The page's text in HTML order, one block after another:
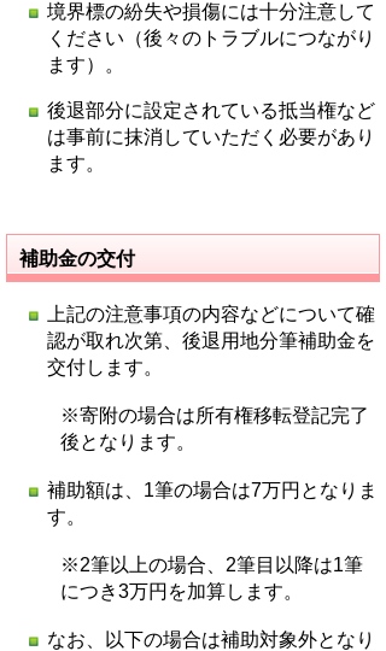
境界標の紛失や損傷には十分注意して
ください（後々のトラブルにつながり
ます）。
後退部分に設定されている抵当権など
は事前に抹消していただく必要があり
ます。
補助金の交付
上記の注意事項の内容などについて確
認が取れ次第、後退用地分筆補助金を
交付します。
※寄附の場合は所有権移転登記完了
後となります。
補助額は、1筆の場合は7万円となりま
す。
※2筆以上の場合、2筆目以降は1筆
につき3万円を加算します。
なお、以下の場合は補助対象外となり